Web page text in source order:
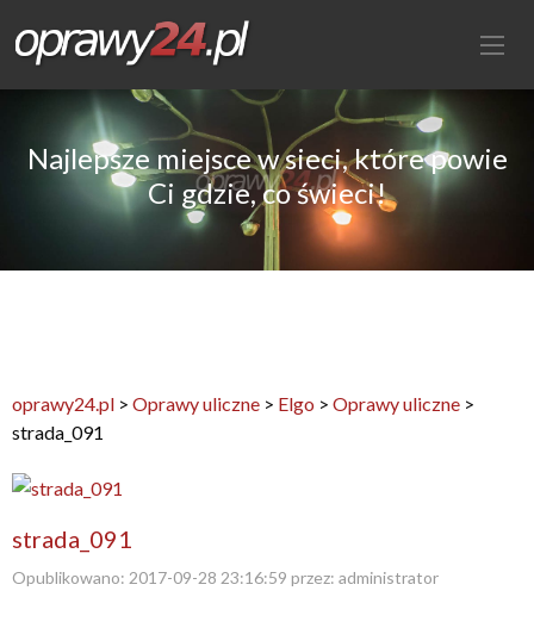
Najlepsze miejsce w sieci, które powie
Ci gdzie, co świeci!
oprawy24.pl > Oprawy uliczne > Elgo > Oprawy uliczne >
strada_091
strada_091
Opublikowano: 2017-09-28 23:16:59 przez: administrator